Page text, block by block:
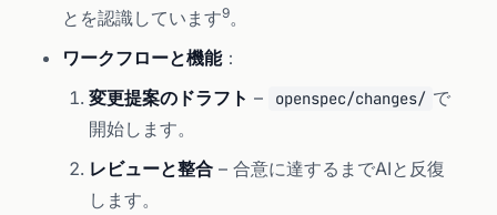
とを認識しています9。
ワークフローと機能：
変更提案のドラフト – openspec/changes/ で
開始します。
レビューと整合 – 合意に達するまでAIと反復
します。